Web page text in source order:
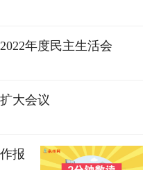
年度民主生活会
大会议
报